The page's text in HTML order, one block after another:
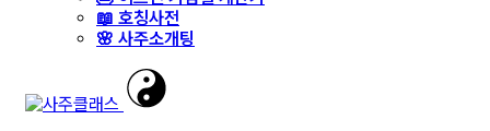
📖 호칭사전
🌸 사주소개팅